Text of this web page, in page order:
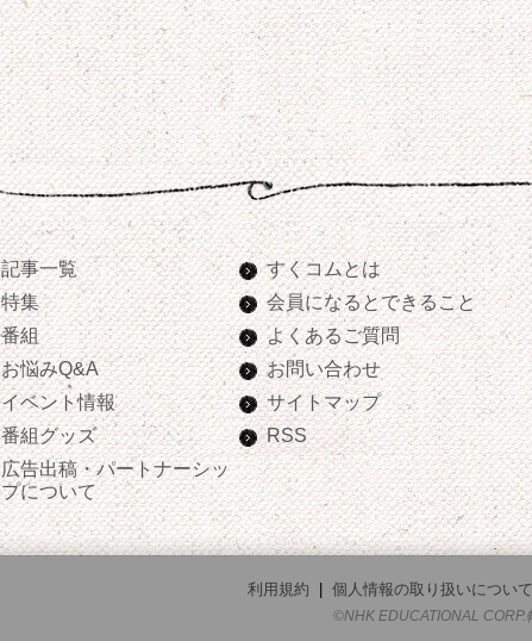
記事一覧
特集
番組
お悩みQ&A
イベント情報
番組グッズ
広告出稿・パートナーシッ
プについて
すくコムとは
会員になるとできること
よくあるご質問
お問い合わせ
サイトマップ
RSS
利用規約 個人情報の取り扱いについて
©NHK EDUCATIONAL